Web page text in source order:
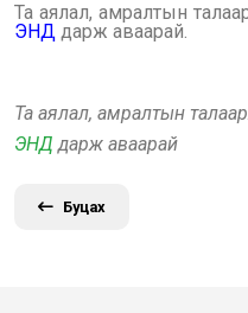
Та аялал, амралтын
ЭНД дарж аваарай.
Та аялал, амралтын
ЭНД дарж аваарай
Буцах